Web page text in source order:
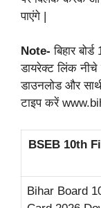
पाएंगे |
Note-बिहार
डायरेक्ट लिंक नीचे
डाउनलोड और
टाइप करें
BSEB 10th
Bihar Board